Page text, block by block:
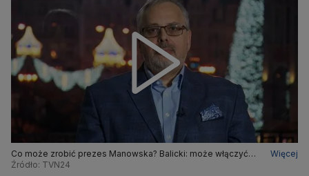
Co może zrobić prezes Manowska? Balicki: może włączyć
do składu izby kilku sędziów niekwestionowanych
Więcej
Źródło: TVN24